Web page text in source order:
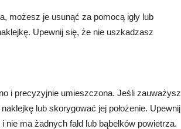
możesz je usunąć za pomocą igły lub
Upewnij się, że nie uszkadzasz
i precyzyjnie umieszczona. Jeśli zauważysz
lub skorygować jej położenie. Upewnij
ma żadnych fałd lub bąbelków powietrza.